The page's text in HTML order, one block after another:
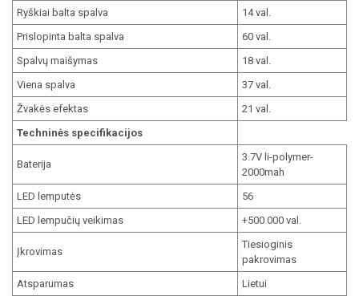
Ryškiai balta spalva
14 val.
Prislopinta balta spalva
60 val.
Spalvų maišymas
18 val.
Viena spalva
37 val.
Žvakės efektas
21 val.
Techninės specifikacijos
Baterija
3.7V li-polymer-
2000mah
LED lemputės
56
LED lempučių veikimas
+500 000 val.
Įkrovimas
Tiesioginis
pakrovimas
Atsparumas
Lietui